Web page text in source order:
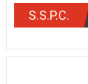
S.S.P.C.